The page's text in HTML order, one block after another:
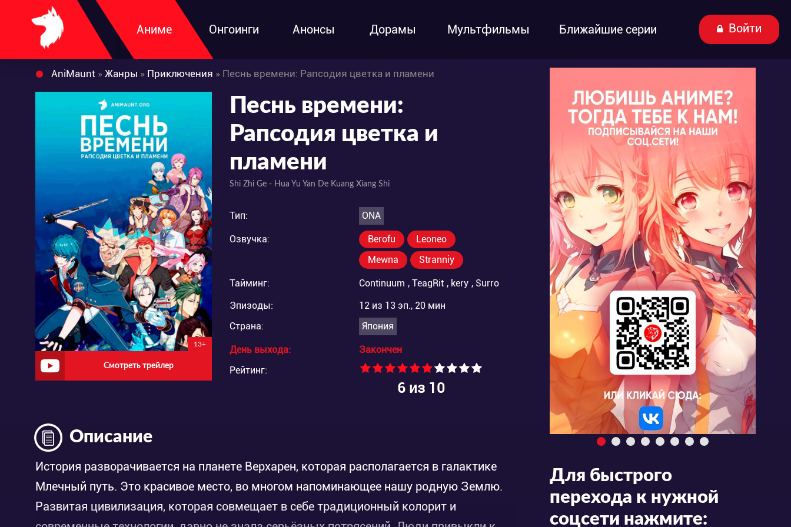
Аниме Онгоинги Анонсы Дорамы Мультфильмы Ближайшие серии Войти
AniMaunt » Жанры » Приключения » Песнь времени: Рапсодия цветка и пламени
13+
Смотреть трейлер
Песнь времени:
Рапсодия цветка и
пламени
Shi Zhi Ge - Hua Yu Yan De Kuang Xiang Shi
Тип: ONA
Озвучка: Berofu
Leoneo
Mewna
Stranniy
Тайминг: Continuum , TeagRit , kery , Surro
Эпизоды:
12 из 13 эп., 20 мин
Страна:
Япония
День выхода:
Закончен
Рейтинг:
6из 10
Описание
История разворачивается на планете Верхарен, которая располагается в галактике
Млечный путь. Это красивое место, во многом напоминающее нашу родную Землю.
Развитая цивилизация, которая совмещает в себе традиционный колорит и
Для быстрого
перехода к нужной
соцсети нажмите: